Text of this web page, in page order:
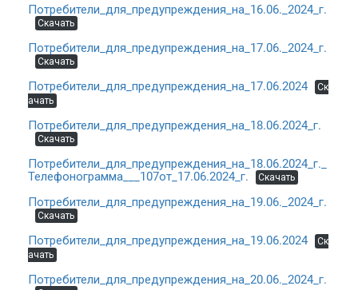
Потребители_для_предупреждения_на_16.06._2024_г.
Скачать
Потребители_для_предупреждения_на_17.06._2024_г.
Скачать
Потребители_для_предупреждения_на_17.06.2024
Ск
ачать
Потребители_для_предупреждения_на_18.06.2024_г.
Скачать
Потребители_для_предупреждения_на_18.06.2024_г._
Телефонограмма___107от_17.06.2024_г.
Скачать
Потребители_для_предупреждения_на_19.06._2024_г.
Скачать
Потребители_для_предупреждения_на_19.06.2024
Ск
ачать
Потребители_для_предупреждения_на_20.06._2024_г.